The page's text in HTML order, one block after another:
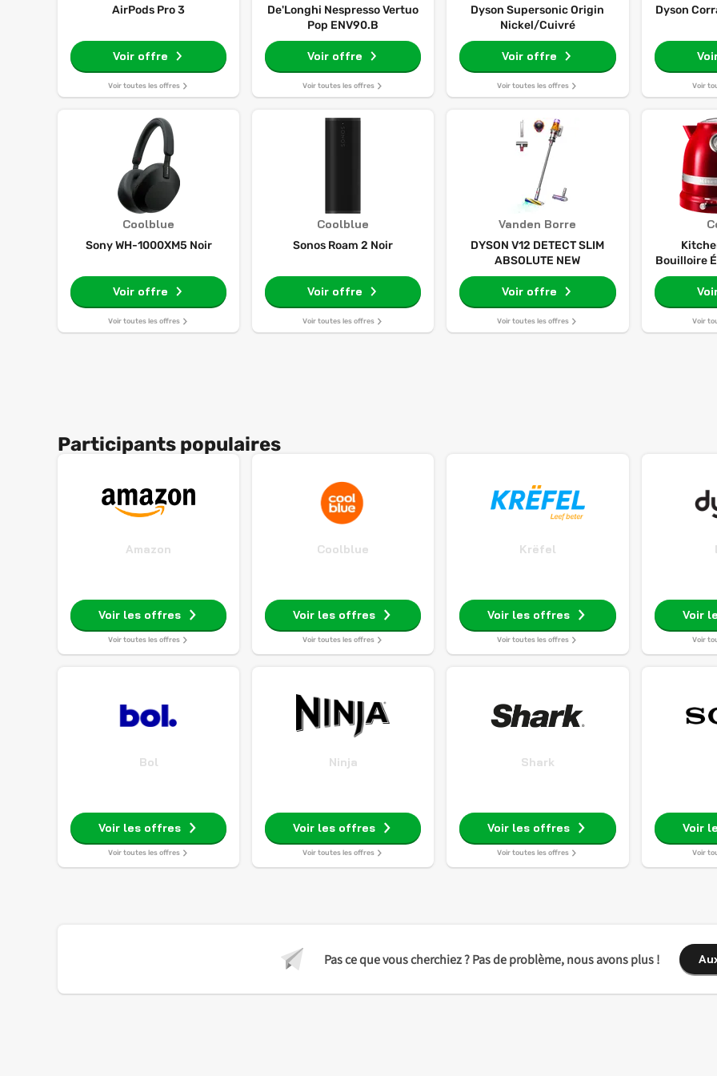
AirPods Pro 3
Voir offre
Voir toutes les offres
De'Longhi Nespresso Vertuo
Pop ENV90.B
Voir offre
Voir toutes les offres
Dyson Supersonic Origin
Nickel/Cuivré
Voir offre
Voir toutes les offres
Dyson
Voir
Coolblue
Sony WH-1000XM5 Noir
Voir offre
Voir toutes les offres
Coolblue
Sonos Roam 2 Noir
Voir offre
Voir toutes les offres
Vanden Borre
DYSON V12 DETECT SLIM
ABSOLUTE NEW
Voir offre
Voir toutes les offres
Bouilloire
Voir
Participants populaires
Amazon
Voir les offres
Voir toutes les offres
Coolblue
Voir les offres
Voir toutes les offres
Krëfel
Voir les offres
Voir toutes les offres
Voir
Voir
Bol
Voir les offres
Voir toutes les offres
Ninja
Voir les offres
Voir toutes les offres
Shark
Voir les offres
Voir toutes les offres
Voir
Voir
Pas ce que vous cherchiez ? Pas de problème, nous avons plus !